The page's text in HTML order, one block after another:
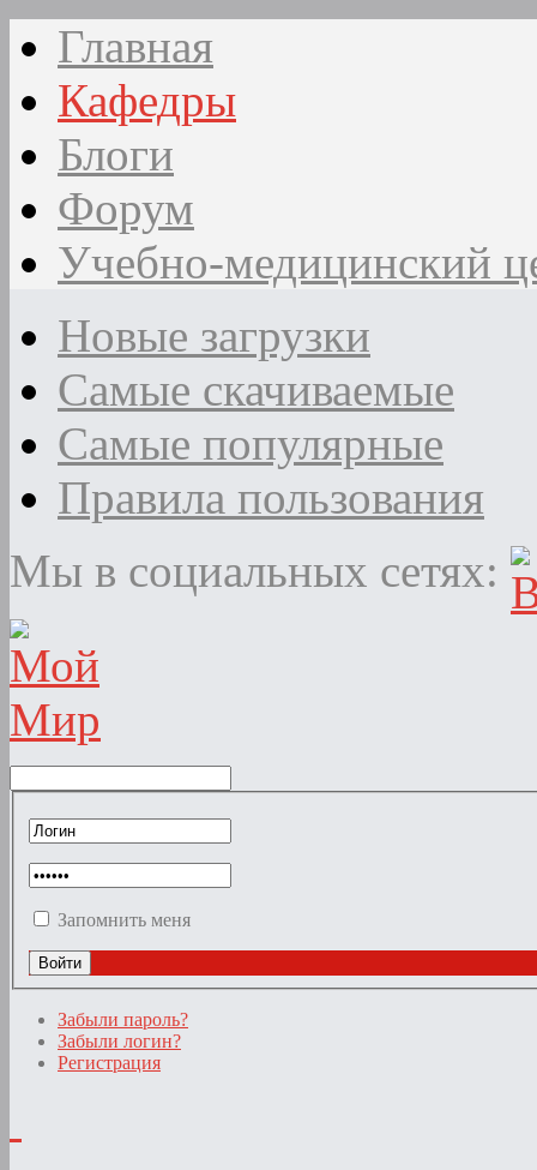
Главная
Кафедры
Блоги
Форум
Учебно-медицинский
Новые загрузки
Самые скачиваемые
Самые популярные
Правила пользования
Мы в социальных сетях:
Запомнить меня
Забыли пароль?
Забыли логин?
Регистрация